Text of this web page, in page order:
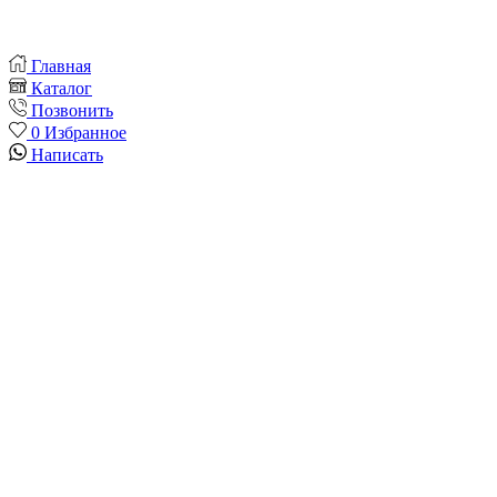
Главная
Каталог
Позвонить
0 Избранное
Написать